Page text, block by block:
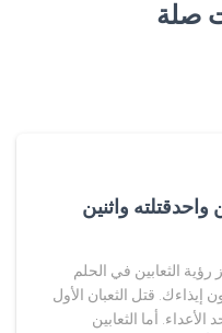
صلة
واثنين
الثعابين في الحلم
إيذاءك. قتل الثعبان الأول
أما الثعابين